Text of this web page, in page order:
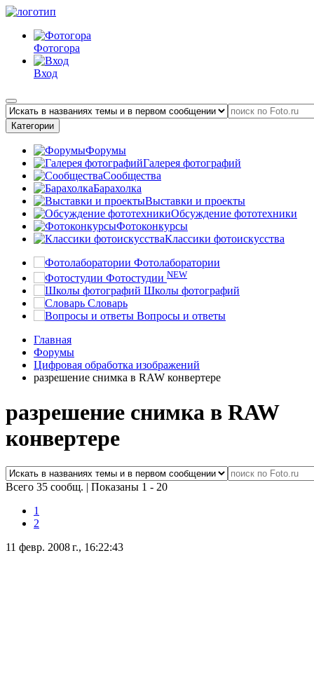
Фотогора
Вход
Категории
Форумы
Галерея фотографий
Сообщества
Барахолка
Выставки и проекты
Обсуждение фототехники
Фотоконкурсы
Классики фотоискусства
Фотолаборатории
Фотостудии NEW
Школы фотографий
Словарь
Вопросы и ответы
Главная
Форумы
Цифровая обработка изображений
разрешение снимка в RAW конвертере
разрешение снимка в RAW
конвертере
Всего 35 сообщ. | Показаны 1 - 20
1
2
11 февр. 2008 г., 16:22:43